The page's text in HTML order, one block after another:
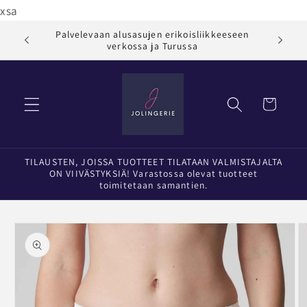
xsa
sisältöönPalvelevaan alusasujen erikoisliikkeeseen
verkossa ja Turussa
Ostoskori
TILAUSTEN, JOISSA TUOTTEET TILATAAN VALMISTAJALTA
ON VIIVÄSTYKSIÄ! Varastossa olevat tuotteet
toimitetaan samantien.
Siirry
tuotetietoihin